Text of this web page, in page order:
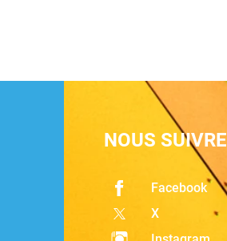
NOUS SUIVRE
Facebook
X